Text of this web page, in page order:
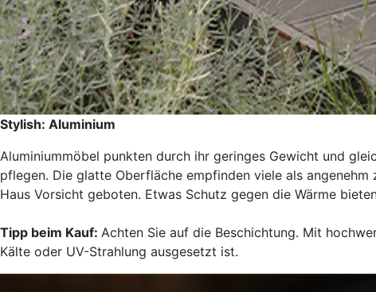
Stylish: Aluminium
Aluminiummöbel punkten durch ihr geringes Gewicht und
pflegen. Die glatte Oberfläche empfinden viele als
Haus Vorsicht geboten. Etwas Schutz gegen die Wärme
Tipp beim Kauf: Achten Sie auf die Beschichtung. Mit
Kälte oder UV-Strahlung ausgesetzt ist.